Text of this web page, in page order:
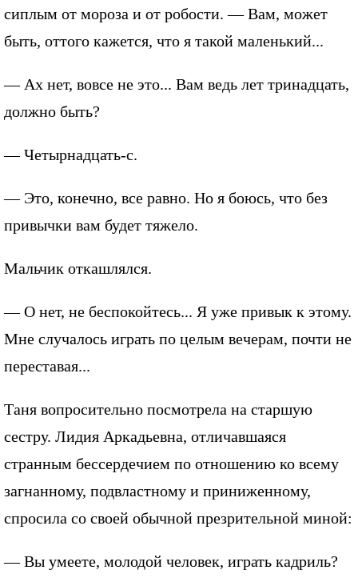
сиплым от мороза и от робости. — Вам, может
быть, оттого кажется, что я такой маленький...
— Ах нет, вовсе не это... Вам ведь лет тринадцать,
должно быть?
— Четырнадцать-с.
— Это, конечно, все равно. Но я боюсь, что без
привычки вам будет тяжело.
Мальчик откашлялся.
— О нет, не беспокойтесь... Я уже привык к этому.
Мне случалось играть по целым вечерам, почти не
переставая...
Таня вопросительно посмотрела на старшую
сестру. Лидия Аркадьевна, отличавшаяся
странным бессердечием по отношению ко всему
загнанному, подвластному и приниженному,
спросила со своей обычной презрительной миной:
— Вы умеете, молодой человек, играть кадриль?